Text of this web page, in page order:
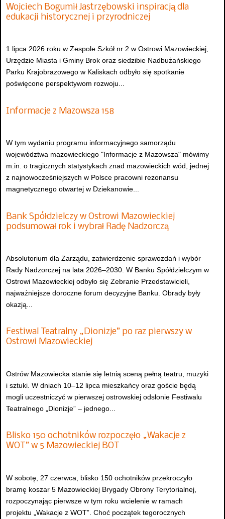
Wojciech Bogumił Jastrzębowski inspiracją dla
edukacji historycznej i przyrodniczej
1 lipca 2026 roku w Zespole Szkół nr 2 w Ostrowi Mazowieckiej,
Urzędzie Miasta i Gminy Brok oraz siedzibie Nadbużańskiego
Parku Krajobrazowego w Kaliskach odbyło się spotkanie
poświęcone perspektywom rozwoju...
Informacje z Mazowsza 158
W tym wydaniu programu informacyjnego samorządu
województwa mazowieckiego "Informacje z Mazowsza" mówimy
m.in. o tragicznych statystykach znad mazowieckich wód, jednej
z najnowocześniejszych w Polsce pracowni rezonansu
magnetycznego otwartej w Dziekanowie...
Bank Spółdzielczy w Ostrowi Mazowieckiej
podsumował rok i wybrał Radę Nadzorczą
Absolutorium dla Zarządu, zatwierdzenie sprawozdań i wybór
Rady Nadzorczej na lata 2026–2030. W Banku Spółdzielczym w
Ostrowi Mazowieckiej odbyło się Zebranie Przedstawicieli,
najważniejsze doroczne forum decyzyjne Banku. Obrady były
okazją...
Festiwal Teatralny „Dionizje” po raz pierwszy w
Ostrowi Mazowieckiej
Ostrów Mazowiecka stanie się letnią sceną pełną teatru, muzyki
i sztuki. W dniach 10–12 lipca mieszkańcy oraz goście będą
mogli uczestniczyć w pierwszej ostrowskiej odsłonie Festiwalu
Teatralnego „Dionizje” – jednego...
Blisko 150 ochotników rozpoczęło „Wakacje z
WOT” w 5 Mazowieckiej BOT
W sobotę, 27 czerwca, blisko 150 ochotników przekroczyło
bramę koszar 5 Mazowieckiej Brygady Obrony Terytorialnej,
rozpoczynając pierwsze w tym roku wcielenie w ramach
projektu „Wakacje z WOT”. Choć początek tegorocznych